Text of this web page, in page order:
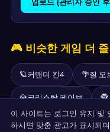
업로드 (관리자 승인
🎮 비슷한 게임 더
🪐커맨더 킨4 🌴질 오
💎크리스탈 케이브 🕵️
🌌커맨더 킨1 🗡️ 자르
이 사이트는 로그인 유지 및
하시면 맞춤 광고가 표시되